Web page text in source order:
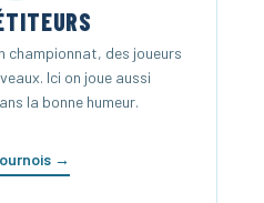
championnat, des joueurs
Ici on joue aussi
la bonne humeur.
→